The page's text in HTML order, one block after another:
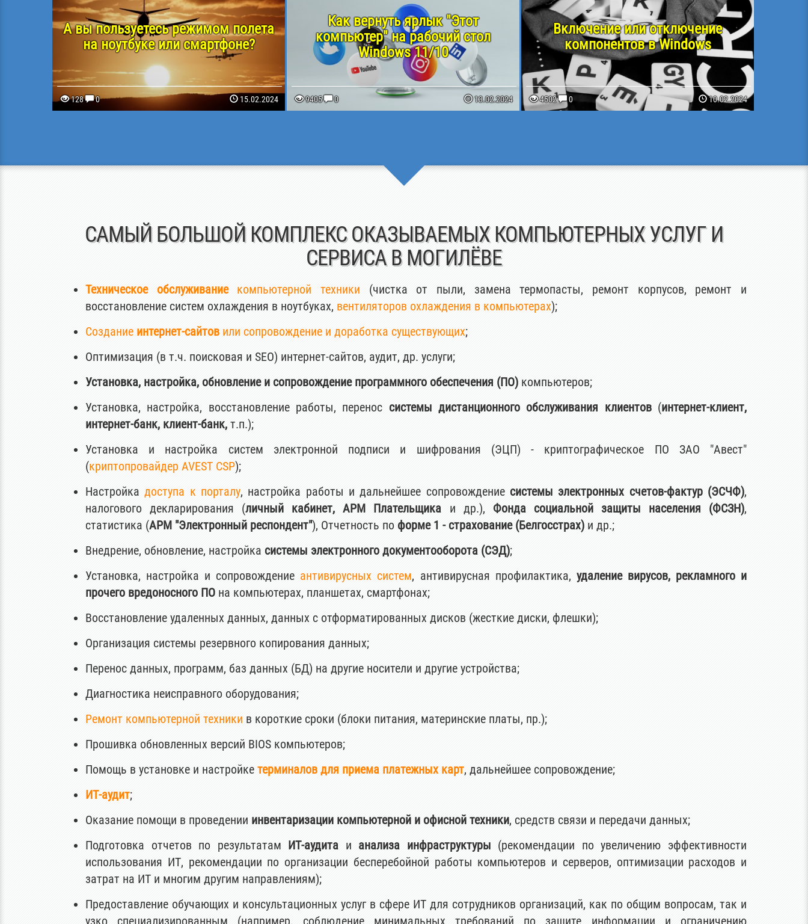
128 0 15.02.2024
А вы пользуетесь режимом полета
на ноутбуке или смартфоне?
9405 0 13.02.2024
Как вернуть ярлык "Этот
компьютер" на рабочий стол
Windows 11/10
4502 0 10.02.2024
Включение или отключение
компонентов в Windows
САМЫЙ БОЛЬШОЙ КОМПЛЕКС ОКАЗЫВАЕМЫХ КОМПЬЮТЕРНЫХ УСЛУГ И
СЕРВИСА В МОГИЛЁВЕ
Техническое обслуживаниекомпьютерной техники (чистка от пыли, замена термопасты, ремонт корпусов, ремонт и
восстановление систем охлаждения в ноутбуках, вентиляторов охлаждения в компьютерах);
Создание интернет-сайтов или сопровождение и доработка существующих;
Оптимизация (в т.ч. поисковая и SEO) интернет-сайтов, аудит, др. услуги;
Установка, настройка, обновление и сопровождение программного обеспечения (ПО) компьютеров;
Установка, настройка, восстановление работы, перенос системы дистанционного обслуживания клиентов(интернет-клиент,
интернет-банк, клиент-банк, т.п.);
Установка и настройка систем электронной подписи и шифрования (ЭЦП) - криптографическое ПО ЗАО "Авест"
(криптопровайдер AVEST CSP);
Настройкадоступа к порталу, настройка работы и дальнейшее сопровождениесистемы электронных счетов-фактур (ЭСЧФ),
налогового декларирования (личный кабинет, АРМ Плательщика и др.), Фонда социальной защиты населения (ФСЗН),
статистика (АРМ "Электронный респондент"), Отчетность по форме 1 - страхование (Белгосстрах) и др.;
Внедрение, обновление, настройка системы электронного документооборота (СЭД);
Установка, настройка и сопровождение антивирусных систем, антивирусная профилактика, удаление вирусов, рекламного и
прочего вредоносного ПО на компьютерах, планшетах, смартфонах;
Восстановление удаленных данных, данных с отформатированных дисков (жесткие диски, флешки);
Организация системы резервного копирования данных;
Перенос данных, программ, баз данных (БД) на другие носители и другие устройства;
Диагностика неисправного оборудования;
Ремонт компьютерной техники в короткие сроки (блоки питания, материнские платы, пр.);
Прошивка обновленных версий BIOS компьютеров;
Помощь в установке и настройке терминалов для приема платежных карт, дальнейшее сопровождение;
ИТ-аудит;
Оказание помощи в проведении инвентаризации компьютерной и офисной техники, средств связи и передачи данных;
Подготовка отчетов по результатам ИТ-аудита и анализа инфраструктуры (рекомендации по увеличению эффективности
использования ИТ, рекомендации по организации бесперебойной работы компьютеров и серверов, оптимизации расходов и
затрат на ИТ и многим другим направлениям);
Предоставление обучающих и консультационных услуг в сфере ИТ для сотрудников организаций, как по общим вопросам, так и
узко специализированным (например, соблюдение минимальных требований по защите информации и ограничению